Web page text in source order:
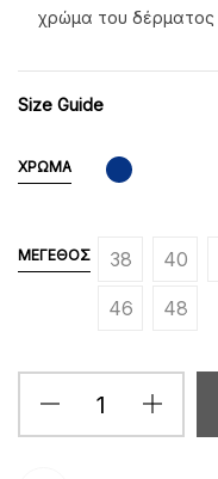
χρώμα του δέρματος
Size Guide
ΧΡΏΜΑ
ΜΈΓΕΘΟΣ 38 40
46 48